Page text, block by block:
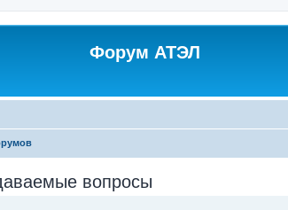
Форум АТЭЛ
вопросы